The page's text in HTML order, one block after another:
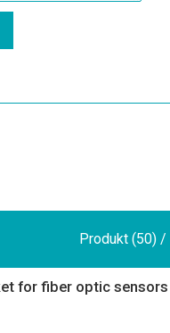
Produkt (50)
for fiber optic